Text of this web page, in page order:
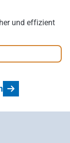
und effizient